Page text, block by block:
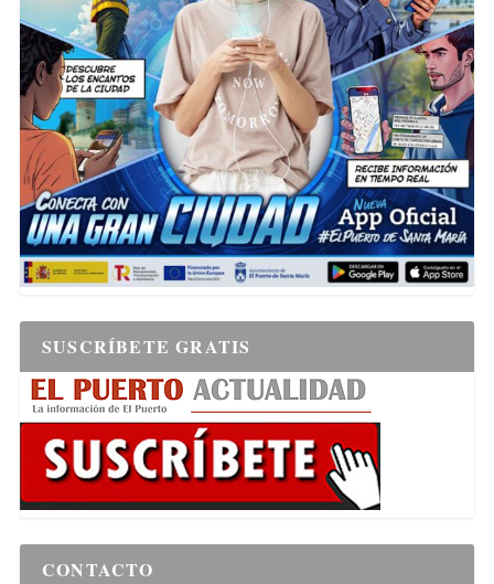
SUSCRÍBETE GRATIS
CONTACTO